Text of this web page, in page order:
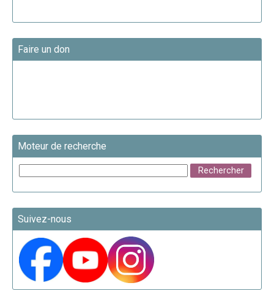
Faire un don
Moteur de recherche
Suivez-nous